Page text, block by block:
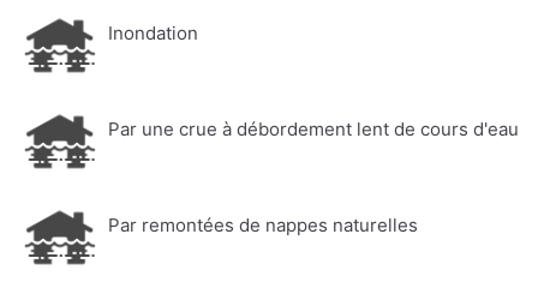
Inondation
Par une crue à débordement lent de cours d'eau
Par remontées de nappes naturelles